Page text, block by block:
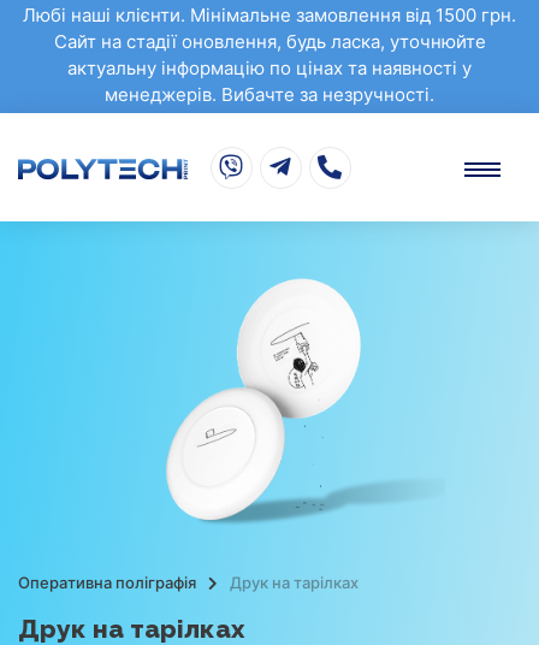
Любі наші клієнти. Мінімальне замовлення від 1500 грн.
Сайт на стадії оновлення, будь ласка, уточнюйте
актуальну інформацію по цінах та наявності у
менеджерів. Вибачте за незручності.
Оперативна поліграфія Друк на тарілках
Друк на тарілках